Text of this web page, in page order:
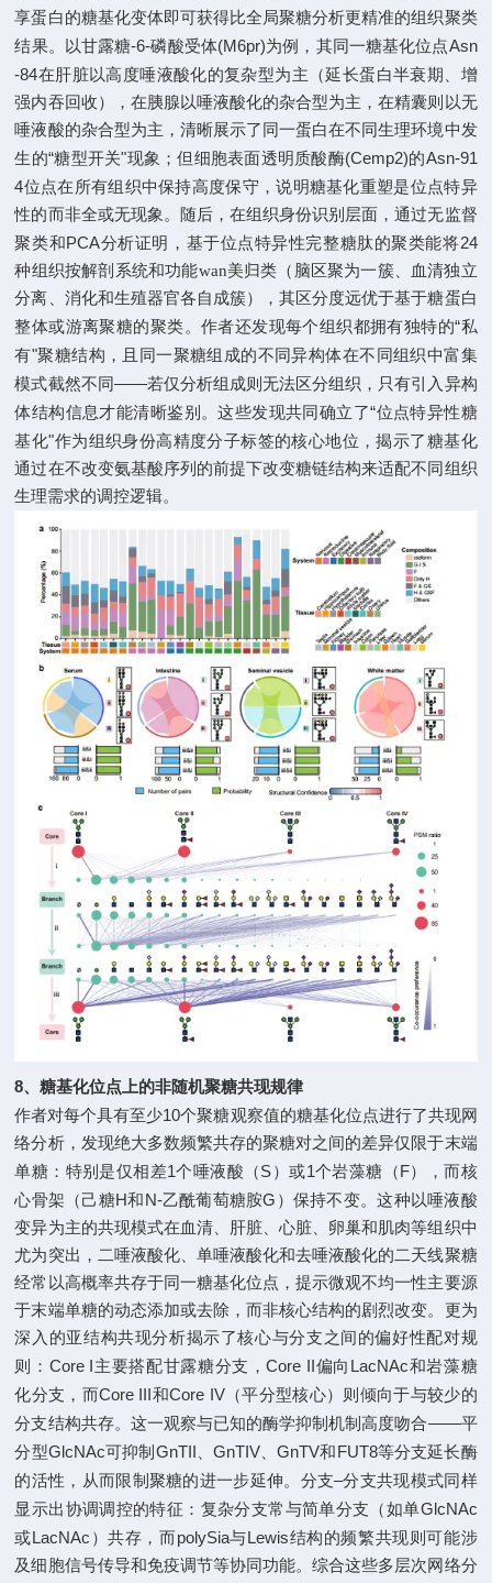
享蛋白的糖基化变体即可获得比全局聚糖分析更精准的组织聚类
结果。以甘露糖-6-磷酸受体(M6pr)为例，其同一糖基化位点Asn
-84在肝脏以高度唾液酸化的复杂型为主（延长蛋白半衰期、增
强内吞回收），在胰腺以唾液酸化的杂合型为主，在精囊则以无
唾液酸的杂合型为主，清晰展示了同一蛋白在不同生理环境中发
生的“糖型开关"现象；但细胞表面透明质酸酶(Cemp2)的Asn-91
4位点在所有组织中保持高度保守，说明糖基化重塑是位点特异
性的而非全或无现象。
随后，在组织身份识别层面，通过无监督
聚类和PCA分析证明，基于位点特异性完整糖肽的聚类能将24
种组织按解剖系统和功能wan美归类（脑区聚为一簇、血清独立
分离、消化和生殖器官各自成簇），其区分度远优于基于糖蛋白
整体或游离聚糖的聚类。作者还发现每个组织都拥有独特的“私
有"聚糖结构，且同一聚糖组成的不同异构体在不同组织中富集
模式截然不同——若仅分析组成则无法区分组织，只有引入异构
体结构信息才能清晰鉴别。这些发现共同确立了“位点特异性糖
基化"作为组织身份高精度分子标签的核心地位，揭示了糖基化
通过在不改变氨基酸序列的前提下改变糖链结构来适配不同组织
生理需求的调控逻辑。
8、糖基化位点上的非随机聚糖共现规律
作者对每个具有至少10个聚糖观察值的糖基化位点进行了共现网
络分析，发现绝大多数频繁共存的聚糖对之间的差异仅限于末端
单糖：特别是仅相差1个唾液酸（S）或1个岩藻糖（F），而核
心骨架（己糖H和N-乙酰葡萄糖胺G ）保持不变。这种以唾液酸
变异为主的共现模式在血清、肝脏、心脏、卵巢和肌肉等组织中
尤为突出，二唾液酸化、单唾液酸化和去唾液酸化的二天线聚糖
经常以高概率共存于同一糖基化位点，提示微观不均一性主要源
于末端单糖的动态添加或去除，而非核心结构的剧烈改变。更为
深入的亚结构共现分析揭示了核心与分支之间的偏好性配对规
则： Core I主要搭配甘露糖分支，Core II偏向 LacNAc和岩藻糖
化分支，而Core III和Core IV（平分型核心）则倾向于与较少的
分支结构共存。这一观察与已知的酶学抑制机制高度吻合——平
分型GlcNAc可抑制 GnTII、 GnTIV、GnTV和FUT8等分支延长酶
的活性，从而限制聚糖的进一步延伸。分支–分支共现模式同样
显示出协调调控的特征：复杂分支常与简单分支（如单GlcNAc
或LacNAc ）共存，而polySia与Lewis结构的频繁共现则可能涉
及细胞信号传导和免疫调节等协同功能。综合这些多层次网络分